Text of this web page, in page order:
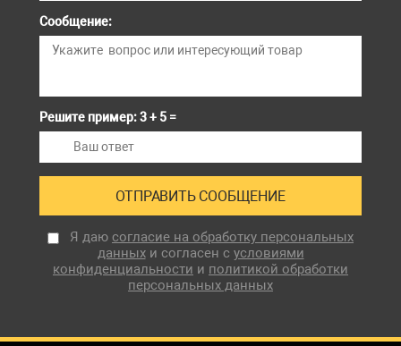
Сообщение:
Решите пример: 3 + 5 =
Я даю согласие на обработку персональных
данныхи согласен с условиями
конфиденциальности и политикой обработки
персональных данных